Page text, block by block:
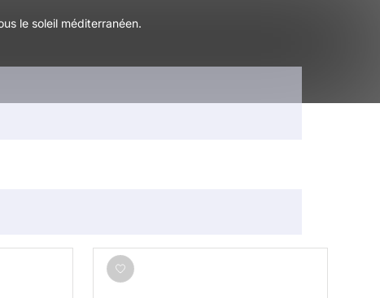
le soleil méditerranéen.